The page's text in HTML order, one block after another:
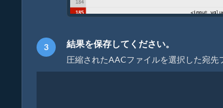
結果を保存してください。
圧縮されたAACファイルを選択した宛先